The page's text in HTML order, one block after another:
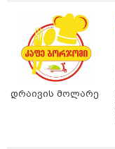
დრაივის მოლარე